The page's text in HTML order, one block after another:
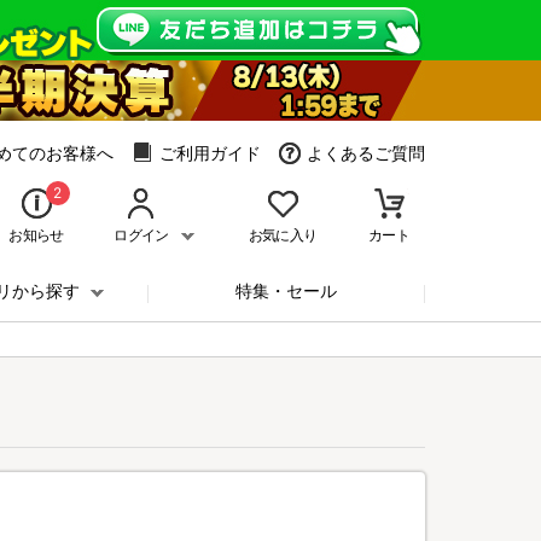
てのお客様へ ご利用ガイド よくあるご質問
2
お知らせ ログイン お気に入り カート
から探す 特集・セール